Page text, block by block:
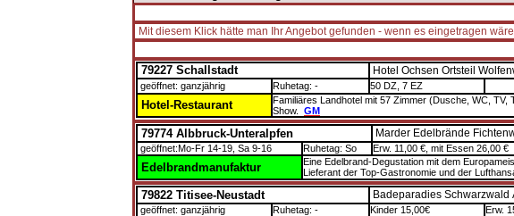
Mit diesem Klick hätte man Ihr Angebot gefunden - wenn es eingetragen
79227 Schallstadt Hotel Ochsen Ortsteil
geöffnet: ganzjährig Ruhetag: - 50 DZ, 7 EZ
Hotel-Restaurant
Familiäres Landhotel mit 57 Zimmer (Dusche, WC,
Show. GM
79774 Albbruck-Unteralpfen Marder Edelbrände
geöffnet:Mo-Fr 14-19, Sa 9-16 Ruhetag: So Erw. 11,00 €, mit Essen 26,00 €
Edelbrandmanufaktur
Eine Edelbrand-Degustation mit dem
Lieferant der Top-Gastronomie und der
79822 Titisee-Neustadt Badeparadies
geöffnet: ganzjährig Ruhetag: - Kinder 15,00€ Erw.